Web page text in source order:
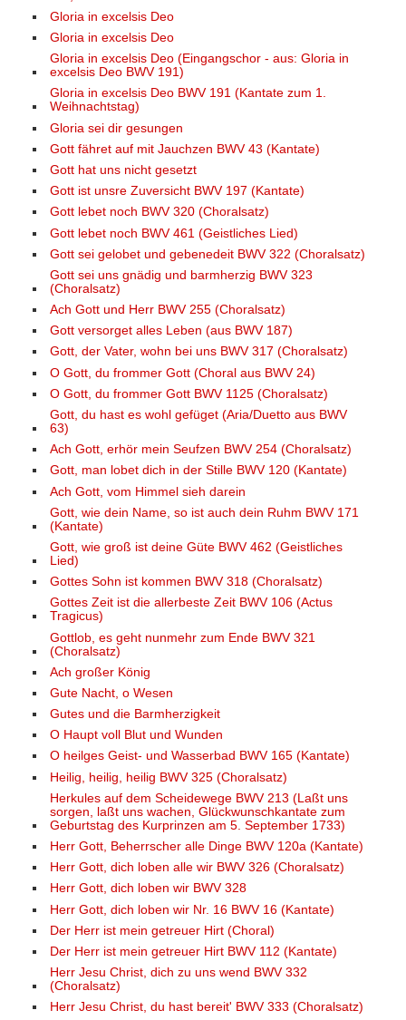
Gloria in excelsis Deo
Gloria in excelsis Deo
Gloria in excelsis Deo (Eingangschor - aus: Gloria in
excelsis Deo BWV 191)
Gloria in excelsis Deo BWV 191 (Kantate zum 1.
Weihnachtstag)
Gloria sei dir gesungen
Gott fähret auf mit Jauchzen BWV 43 (Kantate)
Gott hat uns nicht gesetzt
Gott ist unsre Zuversicht BWV 197 (Kantate)
Gott lebet noch BWV 320 (Choralsatz)
Gott lebet noch BWV 461 (Geistliches Lied)
Gott sei gelobet und gebenedeit BWV 322 (Choralsatz)
Gott sei uns gnädig und barmherzig BWV 323
(Choralsatz)
Ach Gott und Herr BWV 255 (Choralsatz)
Gott versorget alles Leben (aus BWV 187)
Gott, der Vater, wohn bei uns BWV 317 (Choralsatz)
O Gott, du frommer Gott (Choral aus BWV 24)
O Gott, du frommer Gott BWV 1125 (Choralsatz)
Gott, du hast es wohl gefüget (Aria/Duetto aus BWV
63)
Ach Gott, erhör mein Seufzen BWV 254 (Choralsatz)
Gott, man lobet dich in der Stille BWV 120 (Kantate)
Ach Gott, vom Himmel sieh darein
Gott, wie dein Name, so ist auch dein Ruhm BWV 171
(Kantate)
Gott, wie groß ist deine Güte BWV 462 (Geistliches
Lied)
Gottes Sohn ist kommen BWV 318 (Choralsatz)
Gottes Zeit ist die allerbeste Zeit BWV 106 (Actus
Tragicus)
Gottlob, es geht nunmehr zum Ende BWV 321
(Choralsatz)
Ach großer König
Gute Nacht, o Wesen
Gutes und die Barmherzigkeit
O Haupt voll Blut und Wunden
O heilges Geist- und Wasserbad BWV 165 (Kantate)
Heilig, heilig, heilig BWV 325 (Choralsatz)
Herkules auf dem Scheidewege BWV 213 (Laßt uns
sorgen, laßt uns wachen, Glückwunschkantate zum
Geburtstag des Kurprinzen am 5. September 1733)
Herr Gott, Beherrscher alle Dinge BWV 120a (Kantate)
Herr Gott, dich loben alle wir BWV 326 (Choralsatz)
Herr Gott, dich loben wir BWV 328
Herr Gott, dich loben wir Nr. 16 BWV 16 (Kantate)
Der Herr ist mein getreuer Hirt (Choral)
Der Herr ist mein getreuer Hirt BWV 112 (Kantate)
Herr Jesu Christ, dich zu uns wend BWV 332
(Choralsatz)
Herr Jesu Christ, du hast bereit' BWV 333 (Choralsatz)